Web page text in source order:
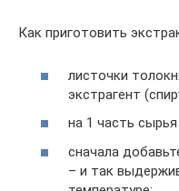
Как приготовить
листочки
экстрагент
на 1 часть
сначала
– и так